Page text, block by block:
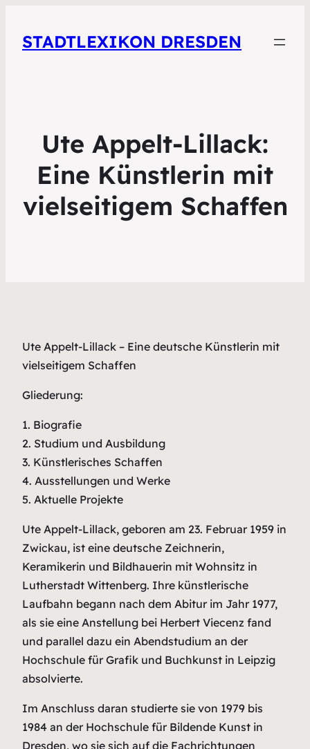
STADTLEXIKON DRESDEN
Ute Appelt-Lillack:
Eine Künstlerin mit
vielseitigem Schaffen
Ute Appelt-Lillack – Eine deutsche Künstlerin mit
vielseitigem Schaffen
Gliederung:
1. Biografie
2. Studium und Ausbildung
3. Künstlerisches Schaffen
4. Ausstellungen und Werke
5. Aktuelle Projekte
Ute Appelt-Lillack, geboren am 23. Februar 1959 in
Zwickau, ist eine deutsche Zeichnerin,
Keramikerin und Bildhauerin mit Wohnsitz in
Lutherstadt Wittenberg. Ihre künstlerische
Laufbahn begann nach dem Abitur im Jahr 1977,
als sie eine Anstellung bei Herbert Viecenz fand
und parallel dazu ein Abendstudium an der
Hochschule für Grafik und Buchkunst in Leipzig
absolvierte.
Im Anschluss daran studierte sie von 1979 bis
1984 an der Hochschule für Bildende Kunst in
Dresden, wo sie sich auf die Fachrichtungen